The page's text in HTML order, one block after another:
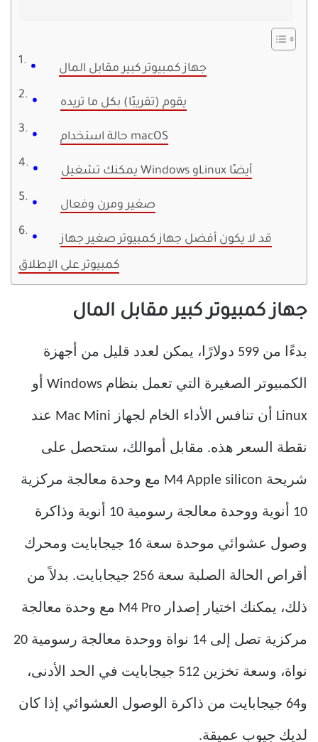
جهاز كمبيوتر كبير مقابل المال
يقوم (تقريبًا) بكل ما تريده
حالة استخدام macOS
يمكنك تشغيل Windows وLinux أيضًا
صغير ومرن وفعال
قد لا يكون أفضل جهاز كمبيوتر صغير جهاز
كمبيوتر على الإطلاق
جهاز كمبيوتر كبير مقابل المال
بدءًا من 599 دولارًا، يمكن لعدد قليل من أجهزة
الكمبيوتر الصغيرة التي تعمل بنظام Windows أو
Linux أن تنافس الأداء الخام لجهاز Mac Mini عند
نقطة السعر هذه. مقابل أموالك، ستحصل على
شريحة M4 Apple silicon مع وحدة معالجة مركزية
10 أنوية ووحدة معالجة رسومية 10 أنوية وذاكرة
وصول عشوائي موحدة سعة 16 جيجابايت ومحرك
أقراص الحالة الصلبة سعة 256 جيجابايت. بدلاً من
ذلك، يمكنك اختيار إصدار M4 Pro مع وحدة معالجة
مركزية تصل إلى 14 نواة ووحدة معالجة رسومية 20
نواة، وسعة تخزين 512 جيجابايت في الحد الأدنى،
و64 جيجابايت من ذاكرة الوصول العشوائي إذا كان
لديك جيوب عميقة.